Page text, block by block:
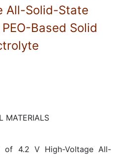
All-Solid-State
Based Solid
MATERIALS
of 4.2 V High-Voltage All-